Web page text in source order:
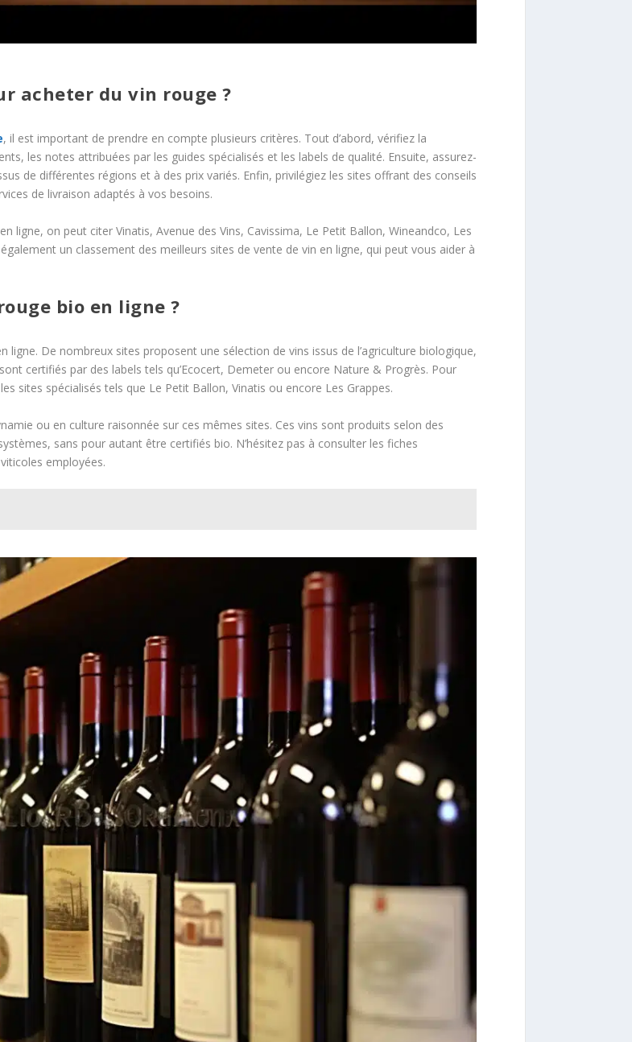
acheter du vin rouge ?
, il est important de prendre en compte plusieurs critères. Tout d’abord, vérifiez la
les notes attribuées par les guides spécialisés et les labels de qualité. Ensuite, assurez-
de différentes régions et à des prix variés. Enfin, privilégiez les sites offrant des conseils
de livraison adaptés à vos besoins.
ligne, on peut citer Vinatis, Avenue des Vins, Cavissima, Le Petit Ballon, Wineandco, Les
un classement des meilleurs sites de vente de vin en ligne, qui peut vous aider à
bio en ligne ?
ligne. De nombreux sites proposent une sélection de vins issus de l’agriculture biologique,
certifiés par des labels tels qu’Ecocert, Demeter ou encore Nature & Progrès. Pour
sites spécialisés tels que Le Petit Ballon, Vinatis ou encore Les Grappes.
ou en culture raisonnée sur ces mêmes sites. Ces vins sont produits selon des
sans pour autant être certifiés bio. N’hésitez pas à consulter les fiches
employées.